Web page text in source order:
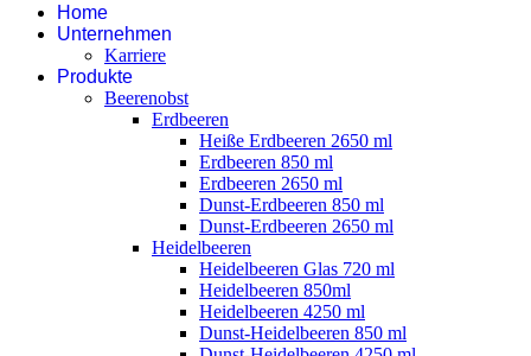
Home
Unternehmen
Karriere
Produkte
Beerenobst
Erdbeeren
Heiße Erdbeeren 2650 ml
Erdbeeren 850 ml
Erdbeeren 2650 ml
Dunst-Erdbeeren 850 ml
Dunst-Erdbeeren 2650 ml
Heidelbeeren
Heidelbeeren Glas 720 ml
Heidelbeeren 850ml
Heidelbeeren 4250 ml
Dunst-Heidelbeeren 850 ml